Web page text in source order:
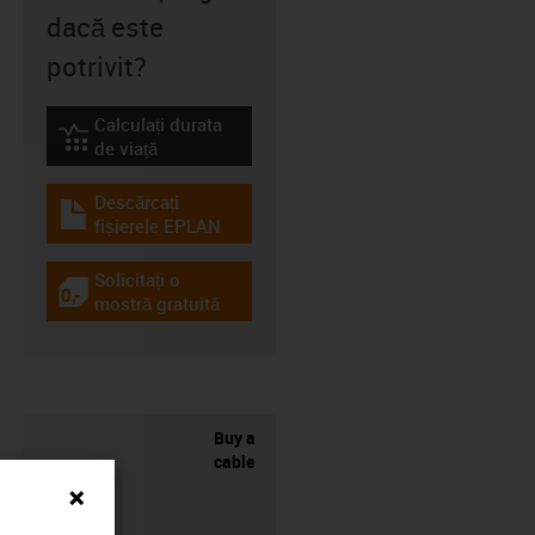
dacă este
potrivit?
igus-icon-lebensdauerrechner
Calculați durata
de viață
igus-icon-download-plan
Descărcați
fișierele EPLAN
igus-icon-gratismuster
Solicitați o
mostră gratuită
Buy a
cable